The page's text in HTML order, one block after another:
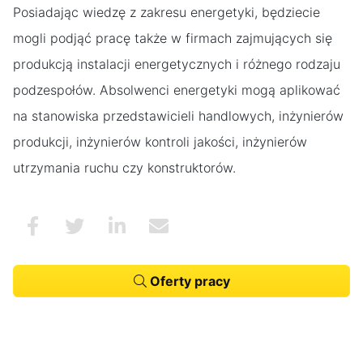
Posiadając wiedzę z zakresu energetyki, będziecie
mogli podjąć pracę także w firmach zajmujących się
produkcją instalacji energetycznych i różnego rodzaju
podzespołów. Absolwenci energetyki mogą aplikować
na stanowiska przedstawicieli handlowych, inżynierów
produkcji, inżynierów kontroli jakości, inżynierów
utrzymania ruchu czy konstruktorów.
Oferty pracy